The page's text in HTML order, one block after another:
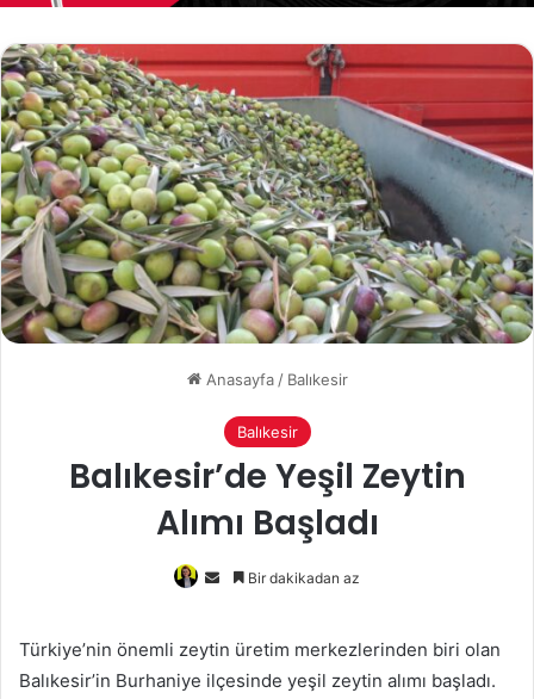
Anasayfa / Balıkesir
Balıkesir
Balıkesir’de Yeşil Zeytin
Alımı Başladı
Bir
göndermek
Bir dakikadan az
Türkiye’nin önemli zeytin üretim merkezlerinden biri olan
Balıkesir’in Burhaniye ilçesinde yeşil zeytin alımı başladı.